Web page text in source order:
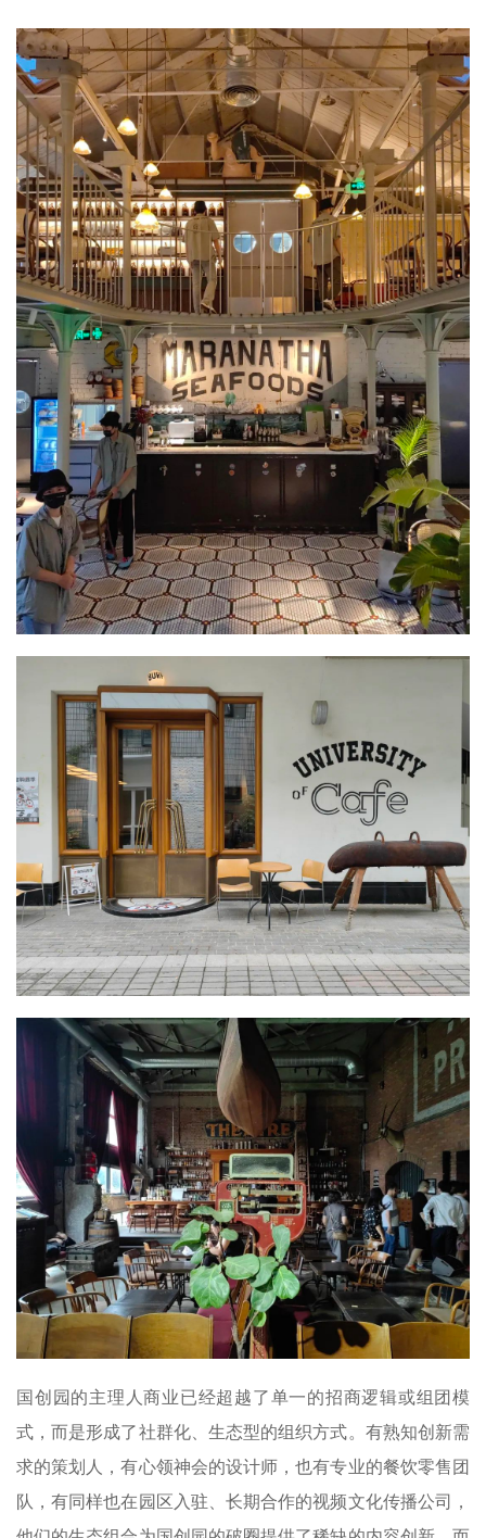
国创园的主理人商业已经超越了单一的招商逻辑或组团模
式，而是形成了社群化、生态型的组织方式。有熟知创新需
求的策划人，有心领神会的设计师，也有专业的餐饮零售团
队，有同样也在园区入驻、长期合作的视频文化传播公司，